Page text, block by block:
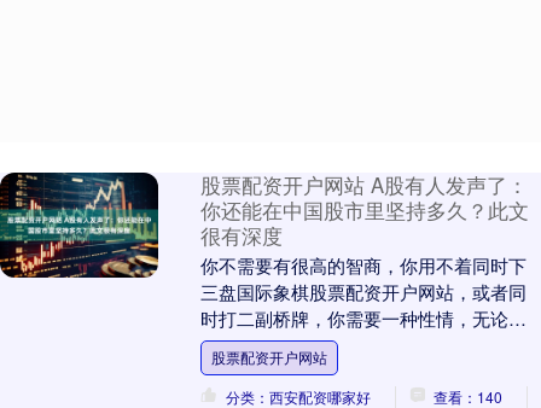
股票配资开户网站 A股有人发声了：
你还能在中国股市里坚持多久？此文
很有深度
你不需要有很高的智商，你用不着同时下
三盘国际象棋股票配资开户网站，或者同
时打二副桥牌，你需要一种性情，无论是
群居还是独处，你都能够做到从容自若。
你用不着懂得贝....
股票配资开户网站
分类：西安配资哪家好
查看：140